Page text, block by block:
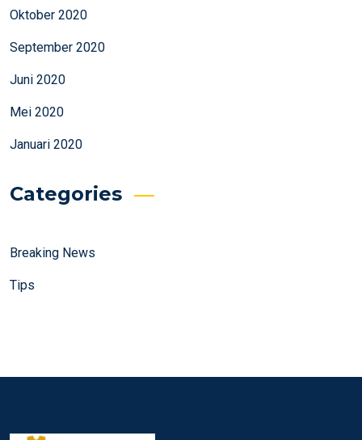
Oktober 2020
September 2020
Juni 2020
Mei 2020
Januari 2020
Categories
Breaking News
Tips